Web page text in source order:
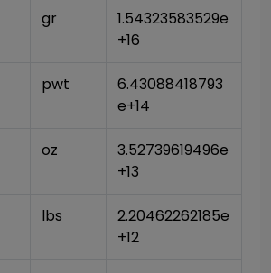
gr
1.54323583529e
+16
pwt
6.43088418793
e+14
oz
3.52739619496e
+13
lbs
2.20462262185e
+12